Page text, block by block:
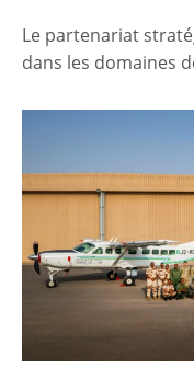
Le partenariat
dans les domaines